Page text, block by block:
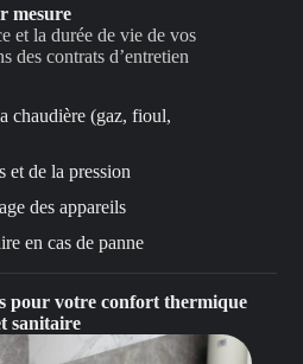
pour votre confort thermique
sanitaire
mesure
et la durée de vie de vos
des contrats d’entretien
chaudière (gaz, fioul,
et de la pression
des appareils
en cas de panne